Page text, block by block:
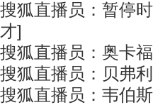
搜狐直播员：暂停
才]
搜狐直播员：奥卡
搜狐直播员：贝弗
搜狐直播员：韦伯